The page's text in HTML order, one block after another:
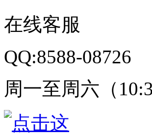
在线客服
QQ:8588-08726
周一至周六（